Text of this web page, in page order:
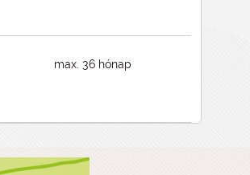
max. 36 hónap